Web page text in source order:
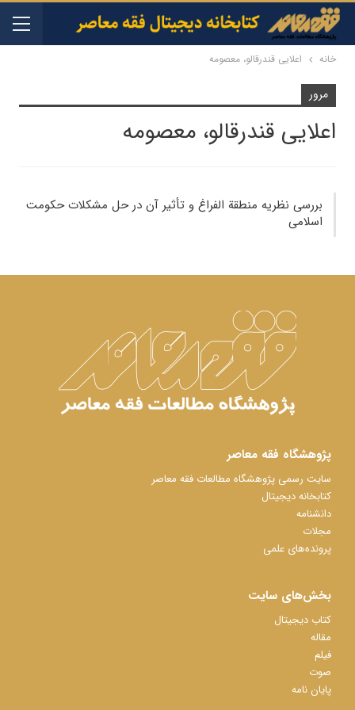
خانه اعلایی قندرقالو، معصومه
مرور
اعلایی قندرقالو، معصومه
بررسی نظریه منطقة الفراغ و تأثیر آن در حل مشکلات حکومت
اسلامی
پژوهشگاه فقه معاصر
سایت رسمی پژوهشگاه مطالعات فقه معاصر
کتابخانه دیجیتال
دانشنامه
مجلات
پرونده‌های علمی
بخش‌های سایت
کتاب دیجیتال
مقاله
فیلم
صوت
پایان نامه